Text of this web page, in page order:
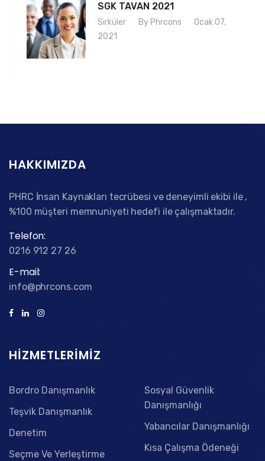
SGK TAVAN 2021
Sirküler By Phrcons
Ocak 07,
2021
HAKKIMIZDA
PHRC İnsan Kaynakları tecrübesi ve deneyimli ekibi ile ,
%100 müşteri memnuniyeti hedefi ile çalışmaktadır.
Telefon:
0216 912 27 26
E-mail:
info@phrcons.com
HIZMETLERIMIZ
Bordro Danışmanlık
Teşvik Danışmanlık
Denetim
Seçme Ve Yerleştirme
Sosyal Güvenlik
Danışmanlığı
Yabancılar Danışmanlığı
Kısa Çalışma Ödeneği